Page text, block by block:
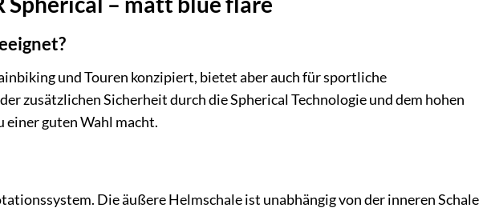
und Touren konzipiert, bietet aber auch für sportliche
zusätzlichen Sicherheit durch die Spherical Technologie und dem hohen
einer guten Wahl macht.
Die äußere Helmschale ist unabhängig von der inneren Schale